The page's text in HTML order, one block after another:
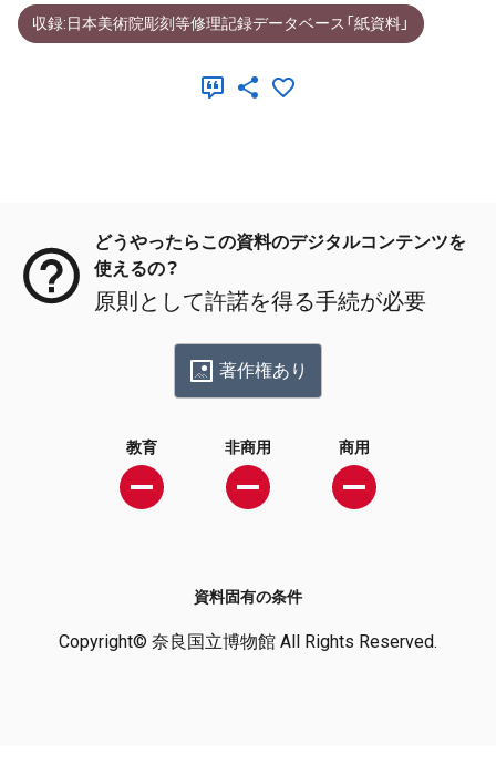
収録:日本美術院彫刻等修理記録データベース「紙資料」
どうやったらこの資料のデジタルコンテンツを
使えるの？
原則として許諾を得る手続が必要
著作権あり
教育 非商用 商用
資料固有の条件
Copyright© 奈良国立博物館 All Rights Reserved.